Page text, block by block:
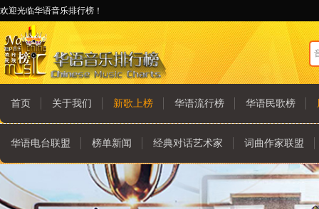
欢迎光临华语音乐排行榜！
首页 关于我们 新歌上榜 华语流行榜 华语民歌榜
华语电台联盟 榜单新闻 经典对话艺术家 词曲作家联盟